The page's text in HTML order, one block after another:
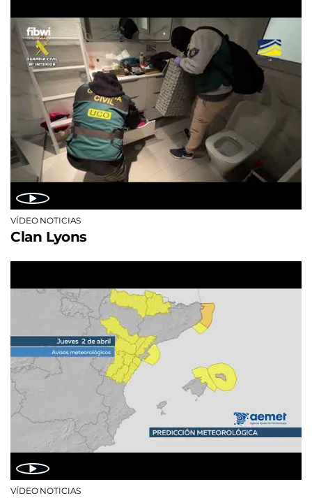
VÍDEO NOTICIAS
Clan Lyons
VÍDEO NOTICIAS